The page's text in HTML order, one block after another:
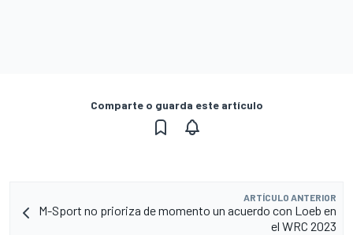
Comparte o guarda este artículo
ARTÍCULO ANTERIOR
M-Sport no prioriza de momento un acuerdo con Loeb en
el WRC 2023